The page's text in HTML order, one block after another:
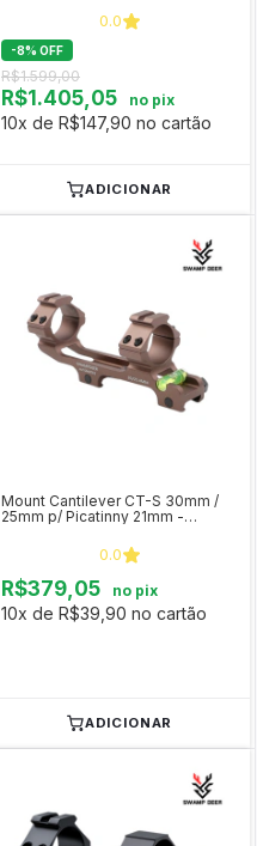
0.0
-8% OFF
R$1.599,00
R$1.405,05 no pix
10x de R$147,90 no cartão
ADICIONAR
Mount Cantilever CT-S 30mm /
25mm p/ Picatinny 21mm -
0.0
R$379,05 no pix
10x de R$39,90 no cartão
ADICIONAR